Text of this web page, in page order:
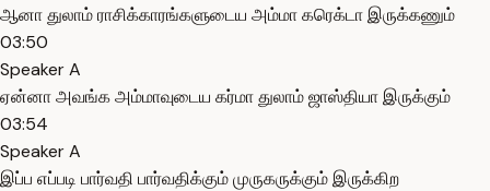
ஆனா துலாம் ராசிக்காரங்களுடைய அம்மா கரெக்டா இருக்கணும்
03:50
Speaker A
ஏன்னா அவங்க அம்மாவுடைய கர்மா துலாம் ஜாஸ்தியா இருக்கும்
03:54
Speaker A
இப்ப எப்படி பார்வதி பார்வதிக்கும் முருகருக்கும் இருக்கிற